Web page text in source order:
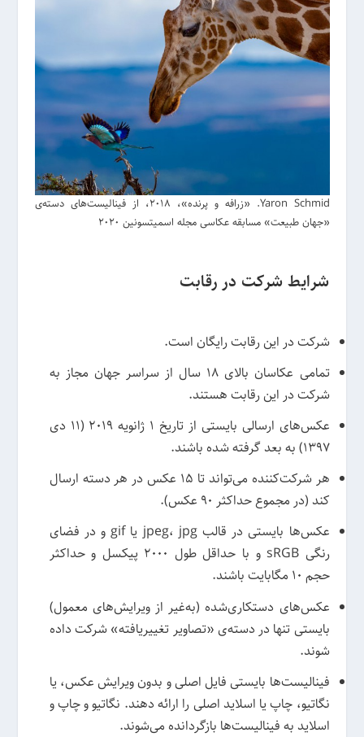
Yaron Schmid. «زرافه و پرنده»، 2018، از فینالیست‌های دسته‌ی
«جهان طبیعت» مسابقه عکاسی مجله اسمیتسونین 2020
شرایط شرکت در رقابت
شرکت در این رقابت رایگان است.
تمامی عکاسان بالای 18 سال از سراسر جهان مجاز به
شرکت در این رقابت هستند.
عکس‌های ارسالی بایستی از تاریخ 1 ژانویه 2019 (11 دی
1397) به بعد گرفته شده باشند.
هر شرکت‌کننده می‌تواند تا 15 عکس در هر دسته ارسال
کند (در مجموع حداکثر 90 عکس).
عکس‌ها بایستی در قالب jpeg، jpg یا gif و در فضای
رنگی sRGB و با حداقل طول 2000 پیکسل و حداکثر
حجم 10 مگابایت باشند.
عکس‌های دستکاری‌شده (به‌غیر از ویرایش‌های معمول)
بایستی تنها در دسته‌ی «تصاویر تغییریافته» شرکت داده
شوند.
فینالیست‌ها بایستی فایل اصلی و بدون ویرایش عکس، یا
نگاتیو، چاپ یا اسلاید اصلی را ارائه دهند. نگاتیو و چاپ و
اسلاید به فینالیست‌ها بازگردانده می‌شوند.